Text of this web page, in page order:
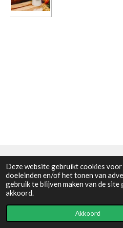
Deze website gebruikt cookies
doeleinden en/of het tonen van
gebruik te blijven maken van de site
akkoord.
Akkoord
Algemene voorwaarden
© 2021 - RC en mineralenshop Het